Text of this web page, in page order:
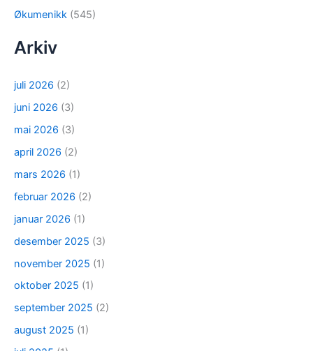
Økumenikk (545)
Arkiv
juli 2026 (2)
juni 2026 (3)
mai 2026 (3)
april 2026 (2)
mars 2026 (1)
februar 2026 (2)
januar 2026 (1)
desember 2025 (3)
november 2025 (1)
oktober 2025 (1)
september 2025 (2)
august 2025 (1)